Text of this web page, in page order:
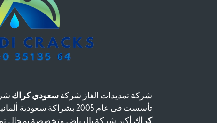
شركة تمديدات الغاز شركةسعودي كراك
تأسست فى عام 2005 بشراكة سعودية ألمانية وتعتبر شركة
كراك أكبر شركة بالرياض متخصصة بمجال